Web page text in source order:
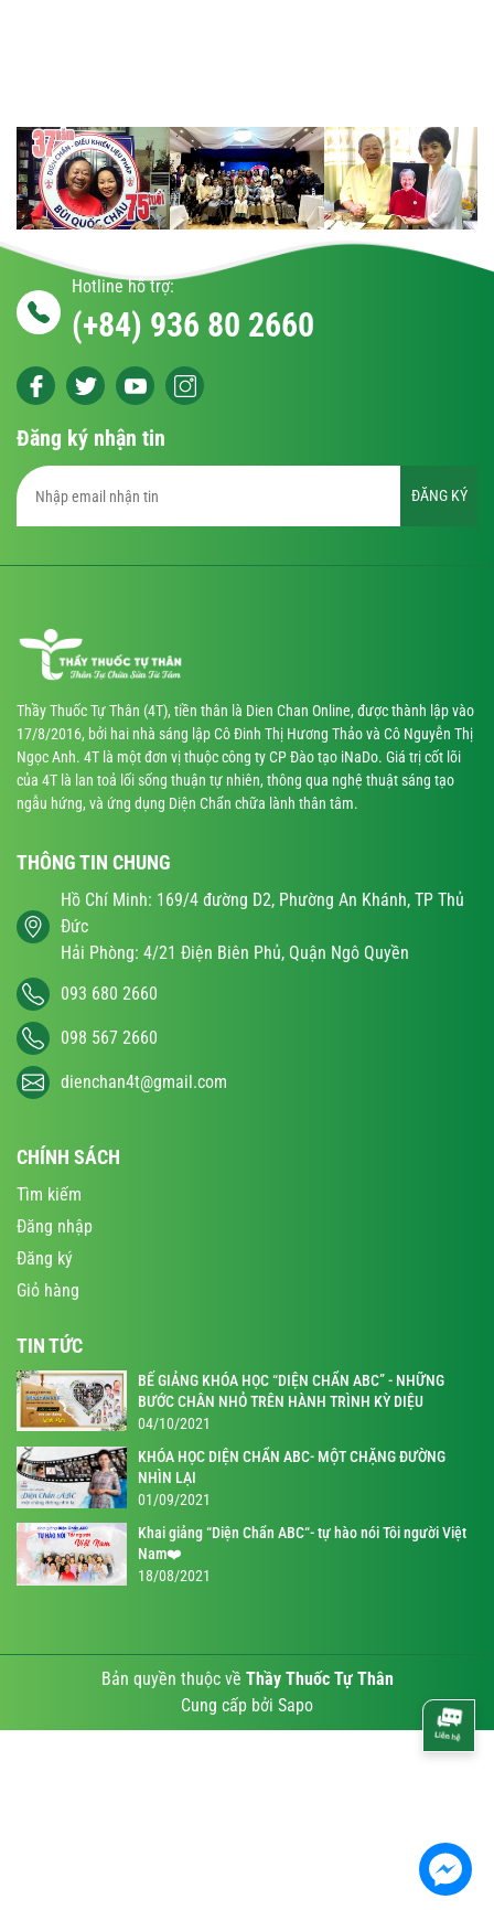
Hotline hỗ trợ:
(+84) 936 80 2660
Đăng ký nhận tin
ĐĂNG KÝ
Thầy Thuốc Tự Thân (4T), tiền thân là Dien Chan Online, được thành lập vào
17/8/2016, bởi hai nhà sáng lập Cô Đinh Thị Hương Thảo và Cô Nguyễn Thị
Ngọc Anh. 4T là một đơn vị thuộc công ty CP Đào tạo iNaDo. Giá trị cốt lõi
của 4T là lan toả lối sống thuận tự nhiên, thông qua nghệ thuật sáng tạo
ngẫu hứng, và ứng dụng Diện Chẩn chữa lành thân tâm.
THÔNG TIN CHUNG
Hồ Chí Minh: 169/4 đường D2, Phường An Khánh, TP Thủ
Đức
Hải Phòng: 4/21 Điện Biên Phủ, Quận Ngô Quyền
093 680 2660
098 567 2660
dienchan4t@gmail.com
CHÍNH SÁCH
Tìm kiếm
Đăng nhập
Đăng ký
Giỏ hàng
TIN TỨC
BẾ GIẢNG KHÓA HỌC “DIỆN CHẨN ABC” - NHỮNG
BƯỚC CHÂN NHỎ TRÊN HÀNH TRÌNH KỲ DIỆU
04/10/2021
KHÓA HỌC DIỆN CHẨN ABC- MỘT CHẶNG ĐƯỜNG
NHÌN LẠI
01/09/2021
Khai giảng “Diện Chẩn ABC“- tự hào nói Tôi người Việt
Nam❤️
18/08/2021
Bản quyền thuộc về Thầy Thuốc Tự Thân
Cung cấp bởi Sapo